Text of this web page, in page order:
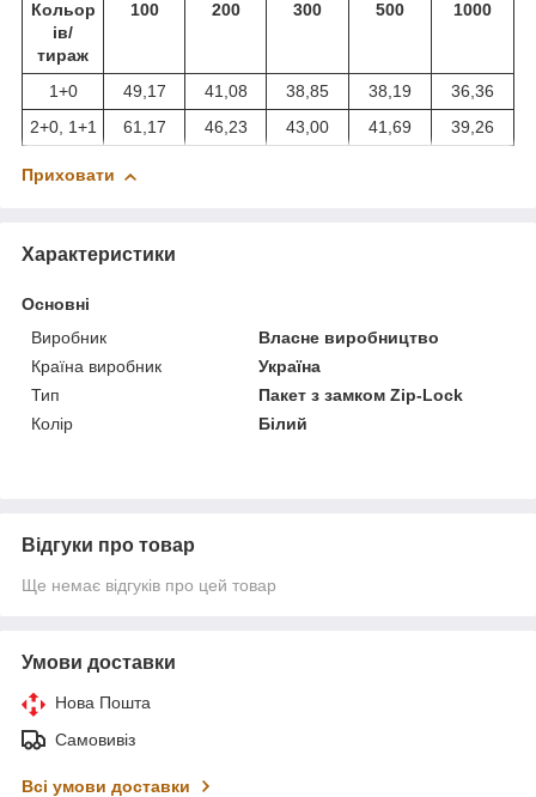
Кольор
ів/
тираж
100 200 300 500 1000
1+0 49,17 41,08 38,85 38,19
36,36
2+0, 1+1
61,17 46,23 43,00 41,69 39,26
Приховати
Характеристики
Основні
Виробник
Власне виробництво
Країна виробник
Україна
Тип
Пакет з замком Zip-Lock
Колір
Білий
Відгуки про товар
Ще немає відгуків про цей товар
Умови доставки
Нова Пошта
Самовивіз
Всі умови доставки